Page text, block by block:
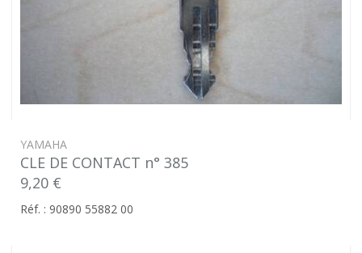
YAMAHA
CLE DE CONTACT n° 385
9,20 €
Réf. : 90890 55882 00